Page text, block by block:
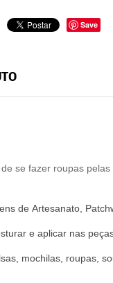
Save
se fazer roupas
de Artesanato
e aplicar nas
mochilas, roupas,